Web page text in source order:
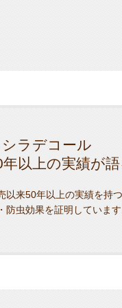
ラデコール
年以上の実績が
以来50年以上の実績を持
防虫効果を証明しています